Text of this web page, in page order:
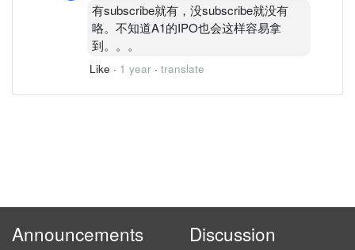
有subscribe就有，没subscribe就没有
咯。不知道A1的IPO也会这样容易拿
到。。。
Like · 1 year · translate
Announcements Discussion